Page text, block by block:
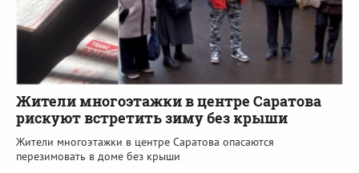
Жители многоэтажки в центре Саратова
рискуют встретить зиму без крыши
Жители многоэтажки в центре Саратова опасаются
перезимовать в доме без крыши